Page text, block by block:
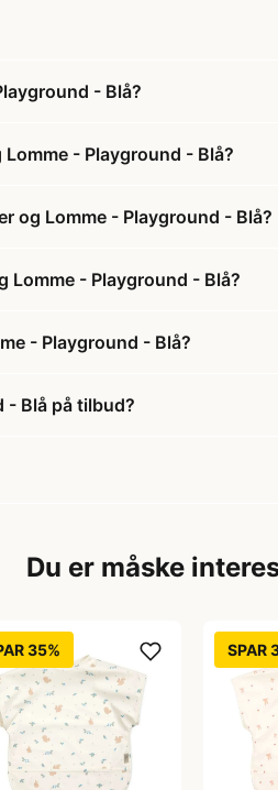
- Blå?
- Playground - Blå?
og Lomme - Playground - Blå?
- Playground - Blå?
- Playground - Blå?
- Blå på tilbud?
Du er måske
35% SPAR